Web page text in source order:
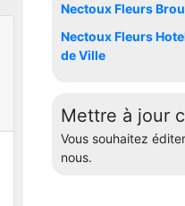
Nectoux Fleurs Brou
Nectoux Fleurs
de Ville
Mettre à jour
Vous souhaitez
nous.